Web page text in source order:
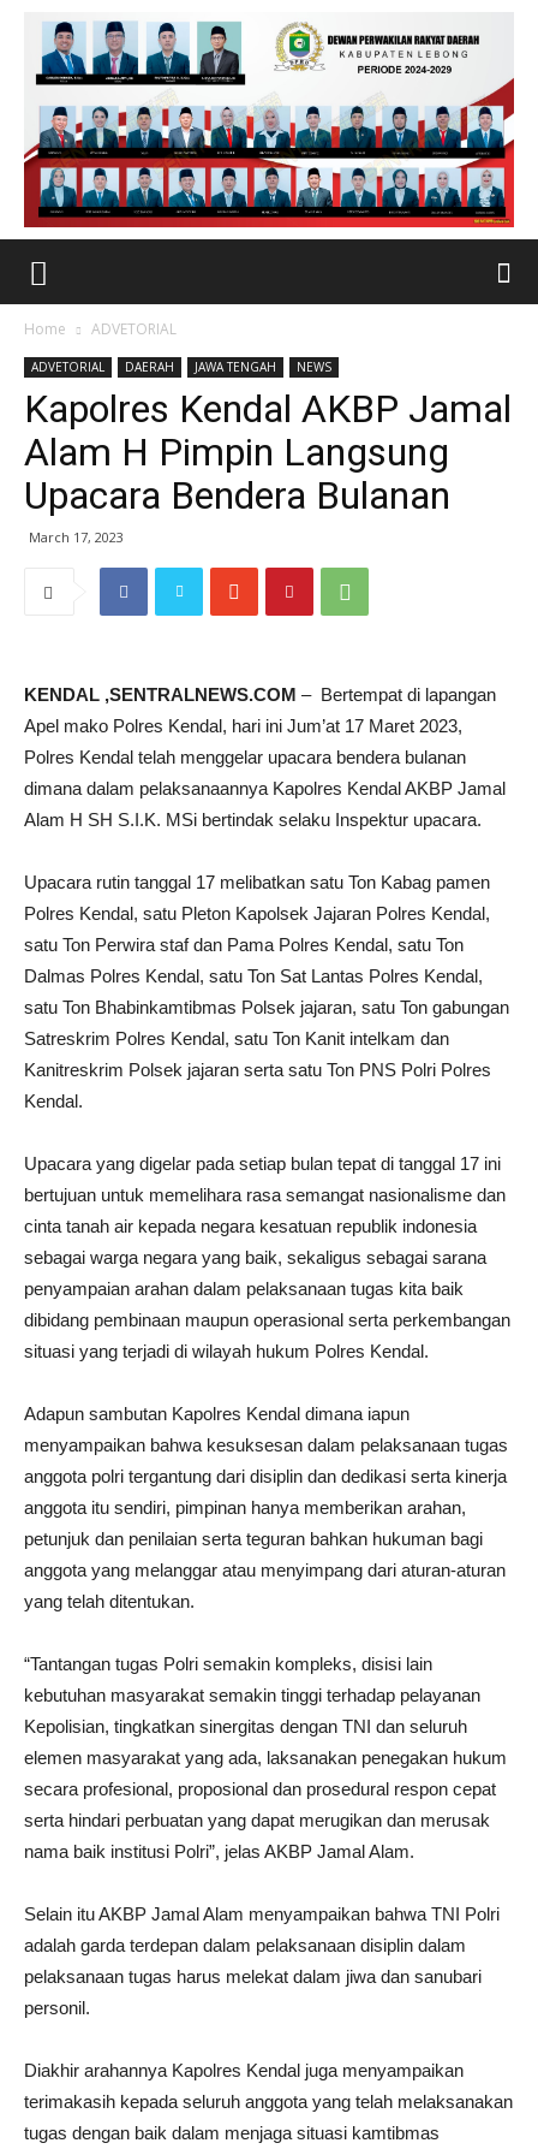
Home ADVETORIAL
ADVETORIAL DAERAH JAWA TENGAH NEWS
Kapolres Kendal AKBP Jamal
Alam H Pimpin Langsung
Upacara Bendera Bulanan
March 17, 2023
KENDAL ,SENTRALNEWS.COM – Bertempat di lapangan
Apel mako Polres Kendal, hari ini Jum’at 17 Maret 2023,
Polres Kendal telah menggelar upacara bendera bulanan
dimana dalam pelaksanaannya Kapolres Kendal AKBP Jamal
Alam H SH S.I.K. MSi bertindak selaku Inspektur upacara.
Upacara rutin tanggal 17 melibatkan satu Ton Kabag pamen
Polres Kendal, satu Pleton Kapolsek Jajaran Polres Kendal,
satu Ton Perwira staf dan Pama Polres Kendal, satu Ton
Dalmas Polres Kendal, satu Ton Sat Lantas Polres Kendal,
satu Ton Bhabinkamtibmas Polsek jajaran, satu Ton gabungan
Satreskrim Polres Kendal, satu Ton Kanit intelkam dan
Kanitreskrim Polsek jajaran serta satu Ton PNS Polri Polres
Kendal.
Upacara yang digelar pada setiap bulan tepat di tanggal 17 ini
bertujuan untuk memelihara rasa semangat nasionalisme dan
cinta tanah air kepada negara kesatuan republik indonesia
sebagai warga negara yang baik, sekaligus sebagai sarana
penyampaian arahan dalam pelaksanaan tugas kita baik
dibidang pembinaan maupun operasional serta perkembangan
situasi yang terjadi di wilayah hukum Polres Kendal.
Adapun sambutan Kapolres Kendal dimana iapun
menyampaikan bahwa kesuksesan dalam pelaksanaan tugas
anggota polri tergantung dari disiplin dan dedikasi serta kinerja
anggota itu sendiri, pimpinan hanya memberikan arahan,
petunjuk dan penilaian serta teguran bahkan hukuman bagi
anggota yang melanggar atau menyimpang dari aturan-aturan
yang telah ditentukan.
“Tantangan tugas Polri semakin kompleks, disisi lain
kebutuhan masyarakat semakin tinggi terhadap pelayanan
Kepolisian, tingkatkan sinergitas dengan TNI dan seluruh
elemen masyarakat yang ada, laksanakan penegakan hukum
secara profesional, proposional dan prosedural respon cepat
serta hindari perbuatan yang dapat merugikan dan merusak
nama baik institusi Polri”, jelas AKBP Jamal Alam.
Selain itu AKBP Jamal Alam menyampaikan bahwa TNI Polri
adalah garda terdepan dalam pelaksanaan disiplin dalam
pelaksanaan tugas harus melekat dalam jiwa dan sanubari
personil.
Diakhir arahannya Kapolres Kendal juga menyampaikan
terimakasih kepada seluruh anggota yang telah melaksanakan
tugas dengan baik dalam menjaga situasi kamtibmas